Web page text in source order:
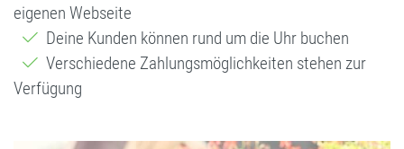
eigenen Webseite
Deine Kunden können rund um die Uhr buchen
Verschiedene Zahlungsmöglichkeiten stehen zur
Verfügung